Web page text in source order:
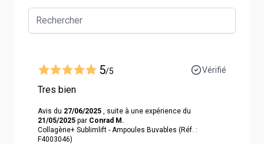
5/5 Vérifié
Tres bien
Avis du 27/06/2025 , suite à une expérience du
21/05/2025 par Conrad M.
Collagène+ Sublimlift - Ampoules Buvables (Réf. :
F4003046)